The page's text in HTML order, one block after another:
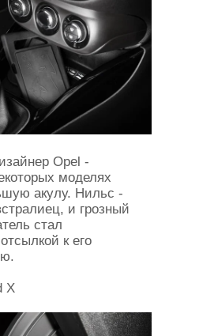
Opel -
моделях
акулу. Нильс -
и грозный
стал
к его
X